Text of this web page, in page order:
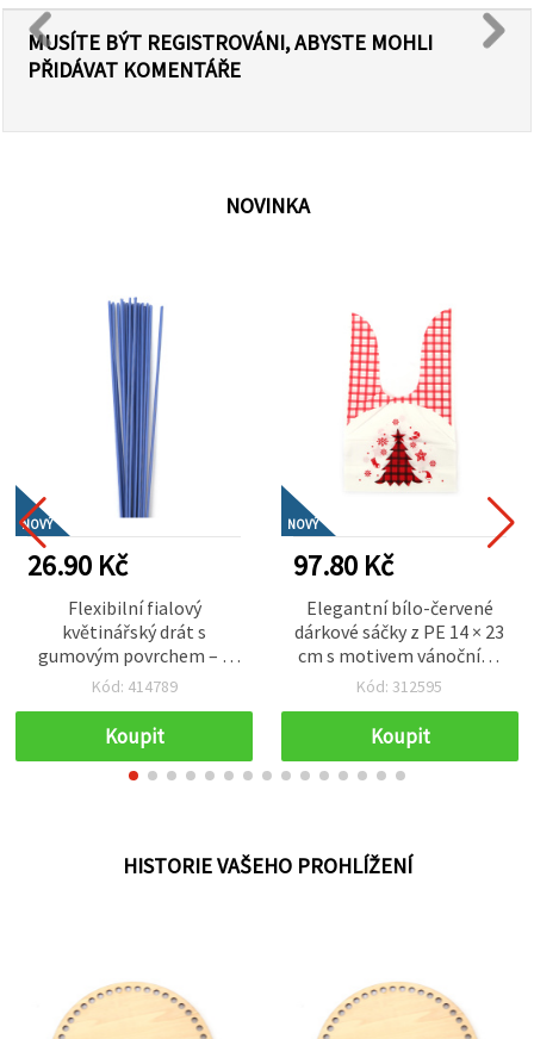
MUSÍTE BÝT REGISTROVÁNI, ABYSTE MOHLI
PŘIDÁVAT KOMENTÁŘE
NOVINKA
NOVÝ
26.90 Kč
Flexibilní fialový
květinářský drát s
gumovým povrchem – 2
mm × cca 40 cm – odolný a
ks
Kód: 414789
Koupit
NOVÝ
97.80 Kč
Elegantní bílo-červené
dárkové sáčky z PE 14 × 23
cm s motivem vánočního
stromku – sada 50 ks
Kód: 312595
Koupit
HISTORIE VAŠEHO PROHLÍŽENÍ